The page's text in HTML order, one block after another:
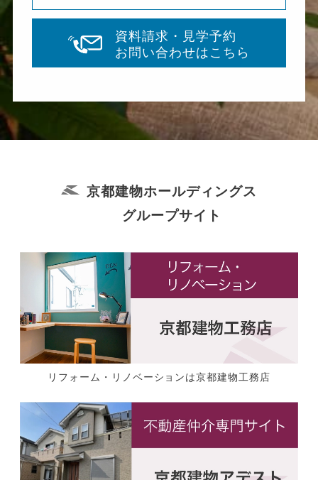
資料請求・見学予約
お問い合わせはこちら
京都建物ホールディングス
グループサイト
リフォーム・リノベーションは京都建物工務店